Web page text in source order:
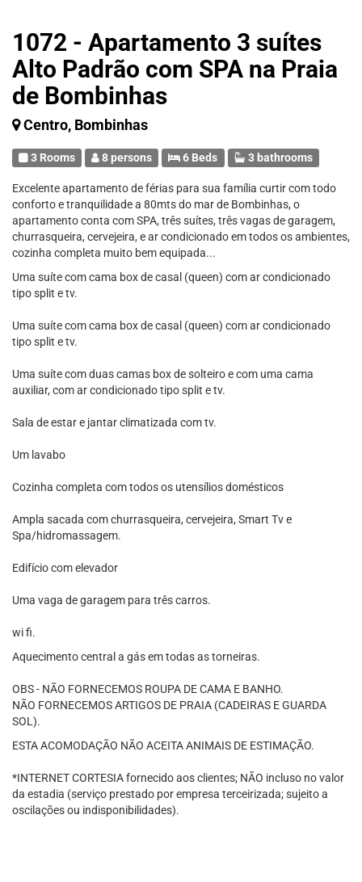
1072 - Apartamento 3 suítes
Alto Padrão com SPA na Praia
de Bombinhas
Centro, Bombinhas
3 Rooms 8 persons 6 Beds 3 bathrooms
Excelente apartamento de férias para sua família curtir com todo
conforto e tranquilidade a 80mts do mar de Bombinhas, o
apartamento conta com SPA, três suítes, três vagas de garagem,
churrasqueira, cervejeira, e ar condicionado em todos os ambientes,
cozinha completa muito bem equipada...
Uma suíte com cama box de casal (queen) com ar condicionado
tipo split e tv.
Uma suíte com cama box de casal (queen) com ar condicionado
tipo split e tv.
Uma suíte com duas camas box de solteiro e com uma cama
auxiliar, com ar condicionado tipo split e tv.
Sala de estar e jantar climatizada com tv.
Um lavabo
Cozinha completa com todos os utensílios domésticos
Ampla sacada com churrasqueira, cervejeira, Smart Tv e
Spa/hidromassagem.
Edifício com elevador
Uma vaga de garagem para três carros.
wi fi.
Aquecimento central a gás em todas as torneiras.
OBS - NÃO FORNECEMOS ROUPA DE CAMA E BANHO.
NÃO FORNECEMOS ARTIGOS DE PRAIA (CADEIRAS E GUARDA
SOL).
ESTA ACOMODAÇÃO NÃO ACEITA ANIMAIS DE ESTIMAÇÃO.
*INTERNET CORTESIA fornecido aos clientes; NÃO incluso no valor
da estadia (serviço prestado por empresa terceirizada; sujeito a
oscilações ou indisponibilidades).